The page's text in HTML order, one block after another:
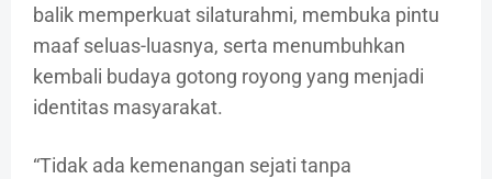
balik memperkuat silaturahmi, membuka pintu
maaf seluas-luasnya, serta menumbuhkan
kembali budaya gotong royong yang menjadi
identitas masyarakat.
“Tidak ada kemenangan sejati tanpa